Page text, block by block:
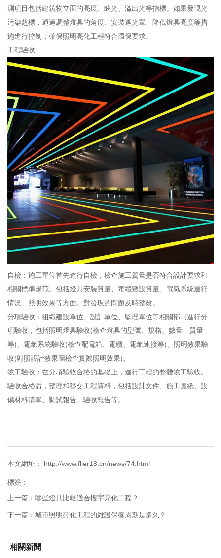
測項目包括建筑物立面的亮度、眩光、溢出光等指標。如果發現光
污染超標，通過調整燈具的角度、安裝遮光罩、降低燈具亮度等措
施進行控制，確保照明亮化工程符合環保要求。
工程驗收
自檢：施工單位首先進行自檢，檢查施工質量是否符合設計要求和
相關標準規范。包括燈具安裝質量、電纜敷設質量、電氣系統運行
情況、照明效果等方面。對發現的問題及時整改。
分項驗收：組織建設單位、設計單位、監理單位等相關部門進行分
項驗收，包括照明燈具驗收(檢查燈具的型號、規格、數量、質量
等)、電氣系統驗收(檢查配電箱、電纜、電氣連接等)、照明效果驗
收(對照設計效果圖檢查實際照明效果)。
竣工驗收：在分項驗收合格的基礎上，進行工程的整體竣工驗收。
驗收合格后，整理和移交工程資料，包括設計文件、施工圖紙、設
備材料清單、調試報告、驗收報告等。
本文網址： http://www.flier18.cn/news/74.html
標簽：
上一篇： 哪些燈具比較適合樓宇亮化工程？
下一篇： 城市照明亮化工程的維護保養周期是多久？
相關新聞